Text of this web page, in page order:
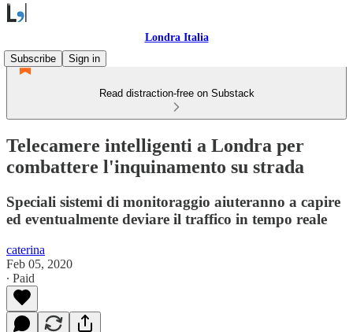
Londra Italia
Subscribe
Sign in
Read distraction-free on Substack
Telecamere intelligenti a Londra per
combattere l'inquinamento su strada
Speciali sistemi di monitoraggio aiuteranno a capire
ed eventualmente deviare il traffico in tempo reale
caterina
Feb 05, 2020
∙ Paid